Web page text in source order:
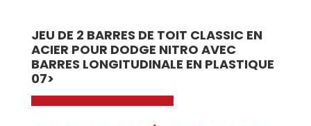
JEU DE 2 BARRES DE TOIT CLASSIC EN
ACIER POUR DODGE NITRO AVEC
BARRES LONGITUDINALE EN PLASTIQUE
07>